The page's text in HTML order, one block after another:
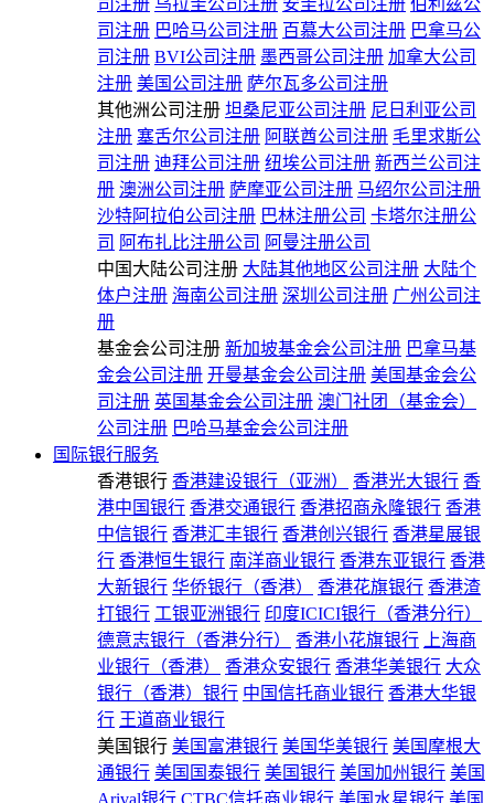
司注册 乌拉圭公司注册 安圭拉公司注册 伯利兹公
司注册 巴哈马公司注册 百慕大公司注册 巴拿马公
司注册 BVI公司注册 墨西哥公司注册 加拿大公司
注册 美国公司注册 萨尔瓦多公司注册
其他洲公司注册 坦桑尼亚公司注册 尼日利亚公司
注册 塞舌尔公司注册 阿联酋公司注册 毛里求斯公
司注册 迪拜公司注册 纽埃公司注册 新西兰公司注
册 澳洲公司注册 萨摩亚公司注册 马绍尔公司注册
沙特阿拉伯公司注册 巴林注册公司 卡塔尔注册公
司 阿布扎比注册公司 阿曼注册公司
中国大陆公司注册 大陆其他地区公司注册 大陆个
体户注册 海南公司注册 深圳公司注册 广州公司注
册
基金会公司注册 新加坡基金会公司注册 巴拿马基
金会公司注册 开曼基金会公司注册 美国基金会公
司注册 英国基金会公司注册 澳门社团（基金会）
公司注册 巴哈马基金会公司注册
国际银行服务
香港银行 香港建设银行（亚洲） 香港光大银行 香
港中国银行 香港交通银行 香港招商永隆银行 香港
中信银行 香港汇丰银行 香港创兴银行 香港星展银
行 香港恒生银行 南洋商业银行 香港东亚银行 香港
大新银行 华侨银行（香港） 香港花旗银行 香港渣
打银行 工银亚洲银行 印度ICICI银行（香港分行）
德意志银行（香港分行）
香港小花旗银行
上海商
业银行（香港）
香港众安银行 香港华美银行 大众
银行（香港）银行 中国信托商业银行 香港大华银
行 王道商业银行
美国银行 美国富港银行 美国华美银行 美国摩根大
通银行 美国国泰银行 美国银行 美国加州银行 美国
Arival银行 CTBC信托商业银行 美国水星银行 美国